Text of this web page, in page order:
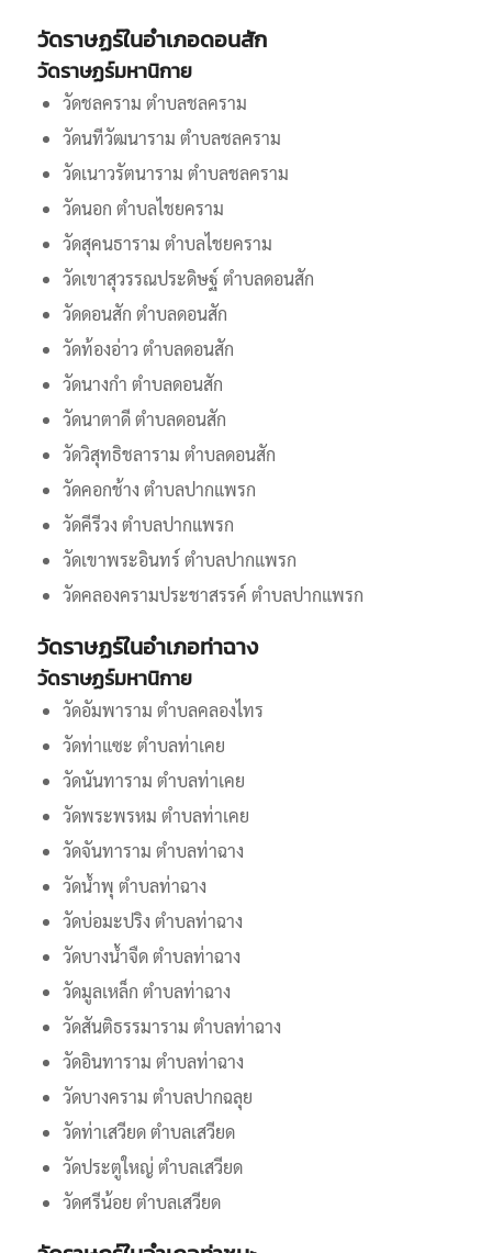
วัดราษฏร์ในอำเภอดอนสัก
วัดราษฏร์มหานิกาย
วัดชลคราม ตำบลชลคราม
วัดนทีวัฒนาราม ตำบลชลคราม
วัดเนาวรัตนาราม ตำบลชลคราม
วัดนอก ตำบลไชยคราม
วัดสุคนธาราม ตำบลไชยคราม
วัดเขาสุวรรณประดิษฐ์ ตำบลดอนสัก
วัดดอนสัก ตำบลดอนสัก
วัดท้องอ่าว ตำบลดอนสัก
วัดนางกำ ตำบลดอนสัก
วัดนาตาดี ตำบลดอนสัก
วัดวิสุทธิชลาราม ตำบลดอนสัก
วัดคอกช้าง ตำบลปากแพรก
วัดคีรีวง ตำบลปากแพรก
วัดเขาพระอินทร์ ตำบลปากแพรก
วัดคลองครามประชาสรรค์ ตำบลปากแพรก
วัดราษฏร์ในอำเภอท่าฉาง
วัดราษฏร์มหานิกาย
วัดอัมพาราม ตำบลคลองไทร
วัดท่าแซะ ตำบลท่าเคย
วัดนันทาราม ตำบลท่าเคย
วัดพระพรหม ตำบลท่าเคย
วัดจันทาราม ตำบลท่าฉาง
วัดน้ำพุ ตำบลท่าฉาง
วัดบ่อมะปริง ตำบลท่าฉาง
วัดบางน้ำจืด ตำบลท่าฉาง
วัดมูลเหล็ก ตำบลท่าฉาง
วัดสันติธรรมาราม ตำบลท่าฉาง
วัดอินทาราม ตำบลท่าฉาง
วัดบางคราม ตำบลปากฉลุย
วัดท่าเสวียด ตำบลเสวียด
วัดประตูใหญ่ ตำบลเสวียด
วัดศรีน้อย ตำบลเสวียด